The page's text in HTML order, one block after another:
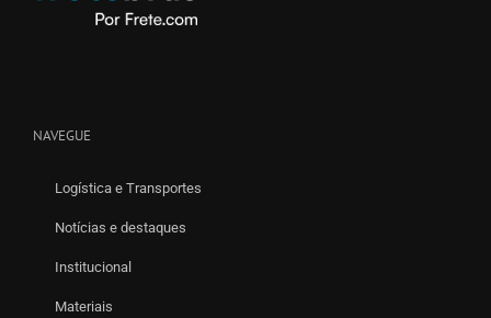
NAVEGUE
Logística e Transportes
Notícias e destaques
Institucional
Materiais